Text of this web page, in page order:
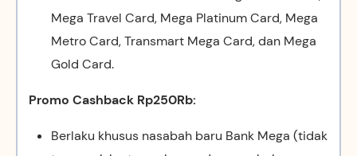
Mega Travel Card, Mega Platinum Card, Mega
Metro Card, Transmart Mega Card, dan Mega
Gold Card.
Promo Cashback Rp250Rb:
Berlaku khusus nasabah baru Bank Mega (tidak